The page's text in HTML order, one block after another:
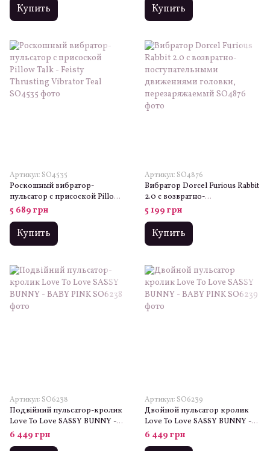
Купить Купить
Артикул: SO4535
Роскошный вибратор-
пульсатор с присоской Pillow
Talk - Feisty Thrusting Vibrator
5 689 грн
Купить
Артикул: SO4876
Вибратор Dorcel Furious Rabbit
2.0 с возвратно-
поступательными
движениями головки,
перезаряжаемый
5 199 грн
Купить
Артикул: SO6238
Подвійний пульсатор-кролик
Love To Love SASSY BUNNY -
BABY PINK
6 449 грн
Артикул: SO6239
Двойной пульсатор кролик
Love To Love SASSY BUNNY -
BABY PINK
6 449 грн